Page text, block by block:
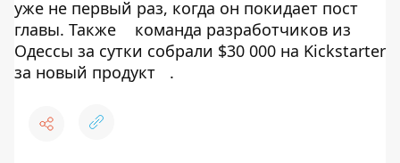
уже не первый раз, когда он покидает пост
главы. Также
команда разработчиков из
Одессы за сутки собрали $30 000 на Kickstarter
за новый продукт
.